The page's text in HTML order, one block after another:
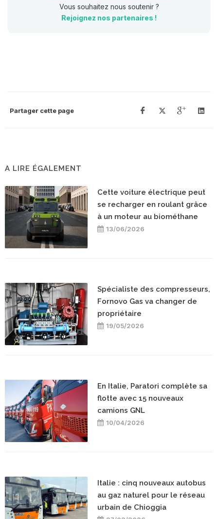
Vous souhaitez nous soutenir ?
Rejoignez nos partenaires !
Partager cette page
A LIRE ÉGALEMENT
Cette voiture électrique peut
se recharger en roulant grâce
à un moteur au biométhane
13/06/2026
Spécialiste des compresseurs,
Fornovo Gas va changer de
propriétaire
19/05/2026
En Italie, Paratori complète sa
flotte avec 15 nouveaux
camions GNL
10/04/2026
Italie : cinq nouveaux autobus
au gaz naturel pour le réseau
urbain de Chioggia